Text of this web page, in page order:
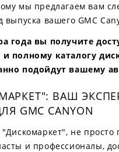
мы предлагаем вам
выпуска вашего GMC
года вы получите
полному каталогу
подойдут вашему
ВАШ
GMC CANYON
не просто
и профессионалы,